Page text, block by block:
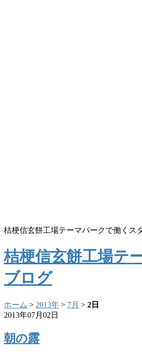
桔梗信玄餅工場テーマパークで働くス
桔梗信玄餅工場テ
ブログ
ホーム > 2013年 > 7月 > 2日
2013年07月02日
朝の露